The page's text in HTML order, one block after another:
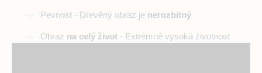
Pevnost - Dřevěný obraz je nerozbitný
Obraz na celý život - Extrémně vysoká životnost